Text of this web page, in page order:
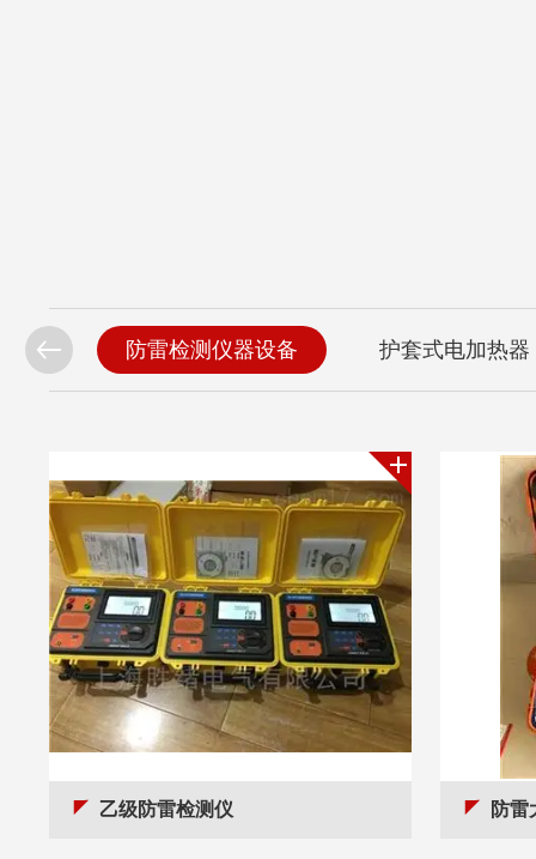
子 防雷检测仪器设备 护套式电加热器
乙级防雷检测仪 防雷